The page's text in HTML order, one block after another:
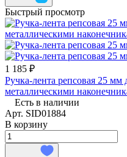
Быстрый просмотр
1 185 ₽
Ручка-лента репсовая 25
металлическими
Есть в наличии
Арт. SID01884
В корзину